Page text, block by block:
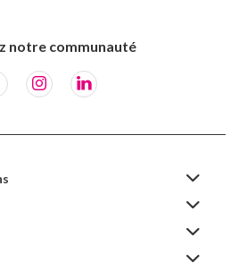
notre communauté